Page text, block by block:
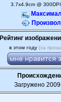
3.7x4.9cm @
Рейтинг
в этом году(за
Загружено